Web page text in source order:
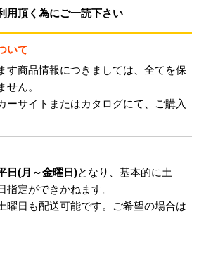
用頂く為にご一読下さい
いて
す商品情報につきましては、全てを保
ん。
ーサイトまたはカタログにて、ご購入
日(月～金曜日)となり、基本的に土
定ができかねます。
曜日も配送可能です。ご希望の場合は